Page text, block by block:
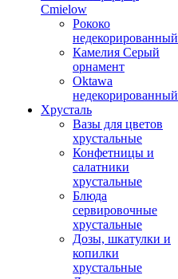
Сmielow
Рококо
недекорированный
Камелия Серый
орнамент
Oktawa
недекорированный
Хрусталь
Вазы для цветов
хрустальные
Конфетницы и
салатники
хрустальные
Блюда
сервировочные
хрустальные
Дозы, шкатулки и
копилки
хрустальные